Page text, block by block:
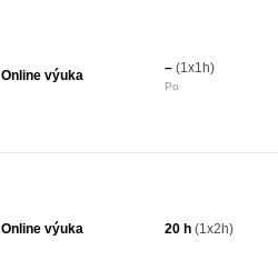
Online výuka – (1x1h)
Po
Online výuka 20 h (1x2h)